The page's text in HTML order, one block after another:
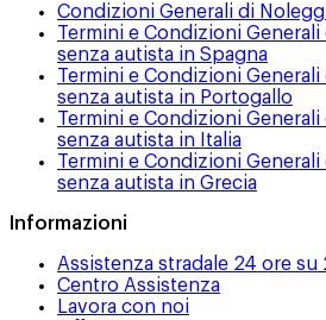
Condizioni Generali di
Termini e Condizioni
senza autista in Spagna
Termini e Condizioni
senza autista in Portogallo
Termini e Condizioni
senza autista in Italia
Termini e Condizioni
senza autista in Grecia
Informazioni
Assistenza stradale 24 ore su
Centro Assistenza
Lavora con noi